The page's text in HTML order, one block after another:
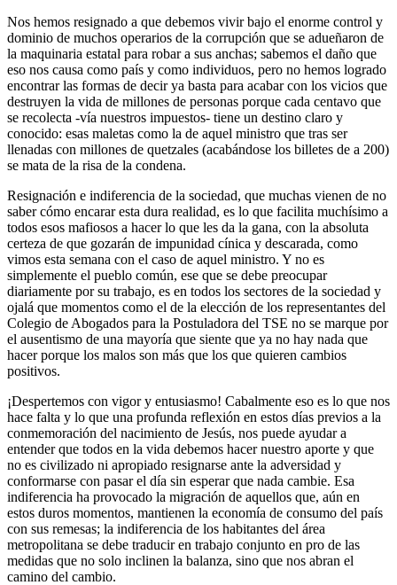
Nos hemos resignado a que debemos vivir bajo el enorme control y
dominio de muchos operarios de la corrupción que se adueñaron de
la maquinaria estatal para robar a sus anchas; sabemos el daño que
eso nos causa como país y como individuos, pero no hemos logrado
encontrar las formas de decir ya basta para acabar con los vicios que
destruyen la vida de millones de personas porque cada centavo que
se recolecta -vía nuestros impuestos- tiene un destino claro y
conocido: esas maletas como la de aquel ministro que tras ser
llenadas con millones de quetzales (acabándose los billetes de a 200)
se mata de la risa de la condena.
Resignación e indiferencia de la sociedad, que muchas vienen de no
saber cómo encarar esta dura realidad, es lo que facilita muchísimo a
todos esos mafiosos a hacer lo que les da la gana, con la absoluta
certeza de que gozarán de impunidad cínica y descarada, como
vimos esta semana con el caso de aquel ministro. Y no es
simplemente el pueblo común, ese que se debe preocupar
diariamente por su trabajo, es en todos los sectores de la sociedad y
ojalá que momentos como el de la elección de los representantes del
Colegio de Abogados para la Postuladora del TSE no se marque por
el ausentismo de una mayoría que siente que ya no hay nada que
hacer porque los malos son más que los que quieren cambios
positivos.
¡Despertemos con vigor y entusiasmo! Cabalmente eso es lo que nos
hace falta y lo que una profunda reflexión en estos días previos a la
conmemoración del nacimiento de Jesús, nos puede ayudar a
entender que todos en la vida debemos hacer nuestro aporte y que
no es civilizado ni apropiado resignarse ante la adversidad y
conformarse con pasar el día sin esperar que nada cambie. Esa
indiferencia ha provocado la migración de aquellos que, aún en
estos duros momentos, mantienen la economía de consumo del país
con sus remesas; la indiferencia de los habitantes del área
metropolitana se debe traducir en trabajo conjunto en pro de las
medidas que no solo inclinen la balanza, sino que nos abran el
camino del cambio.